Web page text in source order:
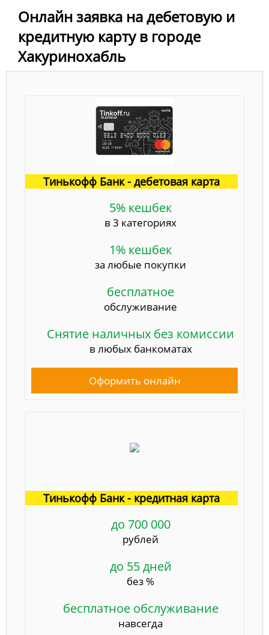
Онлайн заявка на дебетовую и
кредитную карту в городе
Хакуринохабль
Тинькофф Банк - дебетовая карта
5% кешбек
в 3 категориях
1% кешбек
за любые покупки
бесплатное
обслуживание
Снятие наличных без комиссии
в любых банкоматах
Оформить онлайн
Тинькофф Банк - кредитная карта
до 700 000
рублей
до 55 дней
без %
бесплатное обслуживание
навсегда